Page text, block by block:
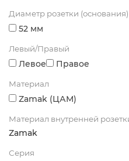
Диаметр розетки (основания)
52 мм
Левый/Правый
Левое Правое
Материал
Zamak (ЦАМ)
Материал внутренней
Zamak
Серия